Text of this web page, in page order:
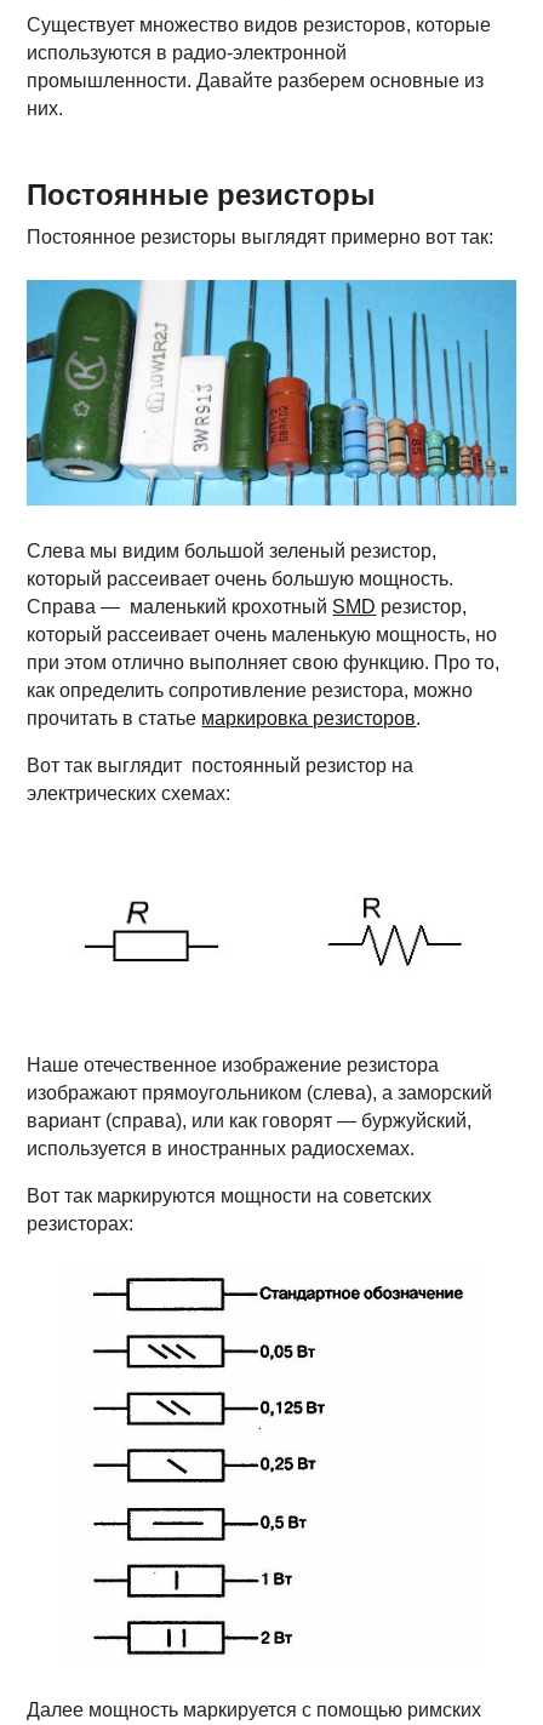
Существует множество видов резисторов, которые
используются в радио-электронной
промышленности. Давайте разберем основные из
них.
Постоянные резисторы
Постоянное резисторы выглядят примерно вот так:
Слева мы видим большой зеленый резистор,
который рассеивает очень большую мощность.
Справа — маленький крохотный SMD резистор,
который рассеивает очень маленькую мощность, но
при этом отлично выполняет свою функцию. Про то,
как определить сопротивление резистора, можно
прочитать в статье маркировка резисторов.
Вот так выглядит постоянный резистор на
электрических схемах:
Наше отечественное изображение резистора
изображают прямоугольником (слева), а заморский
вариант (справа), или как говорят — буржуйский,
используется в иностранных радиосхемах.
Вот так маркируются мощности на советских
резисторах:
Далее мощность маркируется с помощью римских